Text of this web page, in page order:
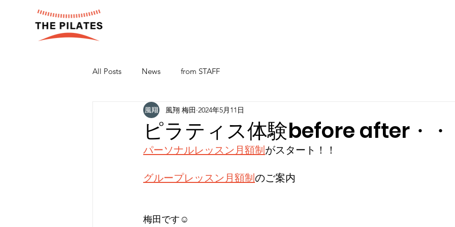
All Posts News from STAFF
ピラティス体験before after・・
風翔 梅田 2024年5月11日
パーソナルレッスン月額制 がスタート！！
グループレッスン月額制 のご案内
梅田です☺️